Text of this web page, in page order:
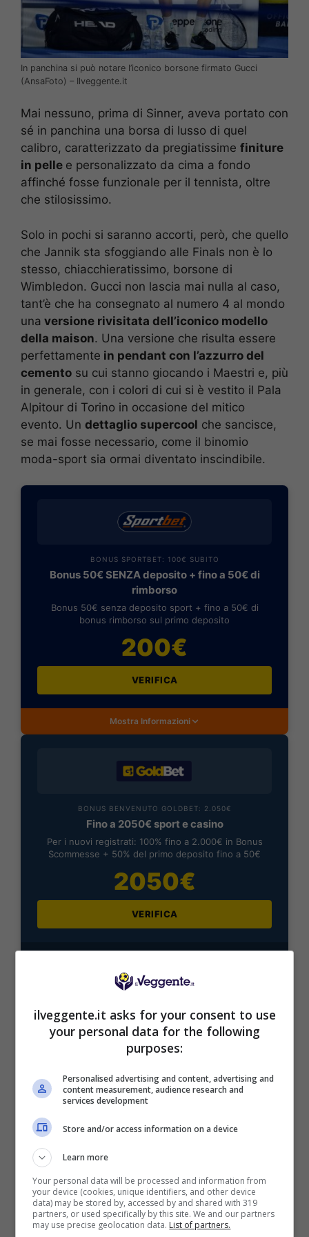
In panchina si può notare l’iconico borsone firmato Gucci
(AnsaFoto) – Ilveggente.it
Mai nessuno, prima di Sinner, aveva portato con
sé in panchina una borsa di lusso di quel
calibro, caratterizzato da pregiatissime finiture
in pelle e personalizzato da cima a fondo
affinché fosse funzionale per il tennista, oltre
che stilosissimo.
Solo in pochi si saranno accorti, però, che quello
che Jannik sta sfoggiando alle Finals non è lo
stesso, chiacchieratissimo, borsone di
Wimbledon. Gucci non lascia mai nulla al caso,
tant’è che ha consegnato al numero 4 al mondo
una versione rivisitata dell’iconico modello
della maison. Una versione che risulta essere
perfettamente in pendant con l’azzurro del
cemento su cui stanno giocando i Maestri e, più
in generale, con i colori di cui si è vestito il Pala
Alpitour di Torino in occasione del mitico
evento. Un dettaglio supercool che sancisce,
se mai fosse necessario, come il binomio
moda-sport sia ormai diventato inscindibile.
BONUS SPORTBET: 100€ SUBITO
Bonus 50€ SENZA deposito + fino a 50€ di
rimborso
Bonus 50€ senza deposito sport + fino a 50€ di
bonus rimborso sul primo deposito
200€
VERIFICA
Mostra Informazioni
BONUS BENVENUTO GOLDBET: 2.050€
Fino a 2050€ sport e casino
Per i nuovi registrati: 100% fino a 2.000€ in Bonus
Scommesse + 50% del primo deposito fino a 50€
2050€
VERIFICA
Fino a 2050€ bonus scommesse e sport
Per i nuovi utenti della piattaforma: 100% fino a 50€ in
Bonus Scommesse + 100% fino a 2000€ in Bonus
Sport
2050€
Mostra Informazioni
ilveggente.it asks for your consent to use
your personal data for the following
purposes:
Personalised advertising and content, advertising and
content measurement, audience research and
services development
Store and/or access information on a device
Learn more
Your personal data will be processed and information from
your device (cookies, unique identifiers, and other device
data) may be stored by, accessed by and shared with 319
partners, or used specifically by this site. We and our partners
may use precise geolocation data. List of partners.